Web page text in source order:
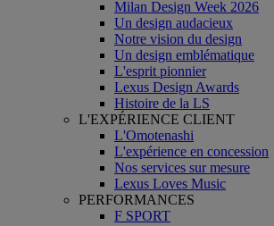
Milan Design Week 2026
Un design audacieux
Notre vision du design
Un design emblématique
L'esprit pionnier
Lexus Design Awards
Histoire de la LS
L'EXPÉRIENCE CLIENT
L'Omotenashi
L'expérience en concession
Nos services sur mesure
Lexus Loves Music
PERFORMANCES
F SPORT